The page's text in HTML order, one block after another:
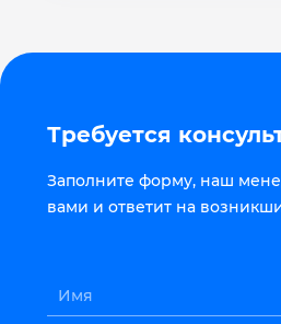
Требуется
Заполните форму, наш
вами и ответит на
Имя